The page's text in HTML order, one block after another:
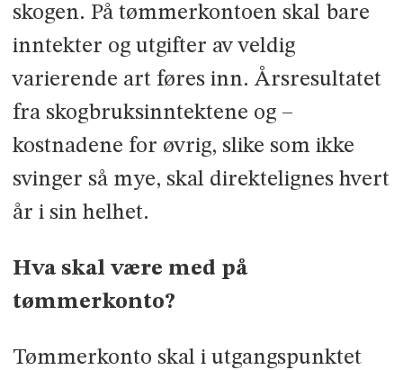
skogen. På tømmerkontoen skal bare
inntekter og utgifter av veldig
varierende art føres inn. Årsresultatet
fra skogbruksinntektene og –
kostnadene for øvrig, slike som ikke
svinger så mye, skal direktelignes hvert
år i sin helhet.
Hva skal være med på
tømmerkonto?
Tømmerkonto skal i utgangspunktet